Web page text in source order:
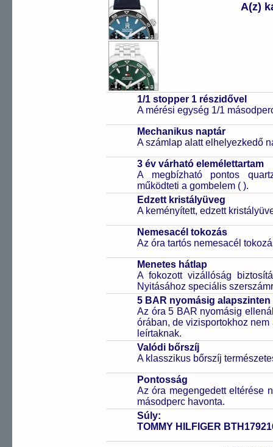
A(z)
1/1 stopper 1 részidővel
A mérési egység 1/1
Mechanikus naptár
A számlap alatt elhelyezkedő
3 év várható elemélettartam
A megbízható pontos
működteti a gombelem ( ).
Edzett kristályüveg
A keményített, edzett
Nemesacél tokozás
Az óra tartós nemesacél
Menetes hátlap
A fokozott vizállóság
Nyitásához speciális
5 BAR nyomásig alapszinten
Az óra 5 BAR nyomásig
órában, de vizisportokhoz
leírtaknak.
Valódi bőrszíj
A klasszikus bőrszíj
Pontosság
Az óra megengedett eltérése
másodperc havonta.
Súly:
TOMMY HILFIGER